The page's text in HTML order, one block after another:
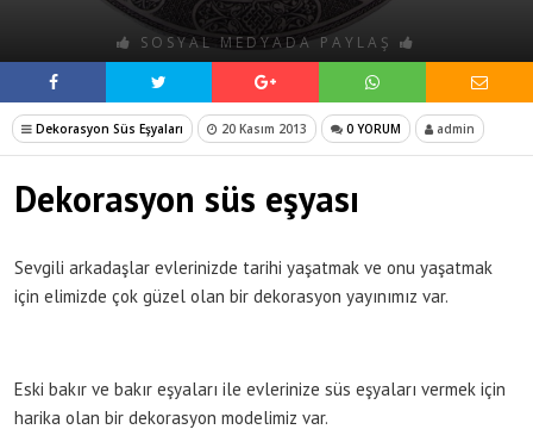
SOSYAL MEDYADA PAYLAŞ
Dekorasyon Süs Eşyaları 20 Kasım 2013 0 YORUM admin
Dekorasyon süs eşyası
Sevgili arkadaşlar evlerinizde tarihi yaşatmak ve onu yaşatmak
için elimizde çok güzel olan bir dekorasyon yayınımız var.
Eski bakır ve bakır eşyaları ile evlerinize süs eşyaları vermek için
harika olan bir dekorasyon modelimiz var.